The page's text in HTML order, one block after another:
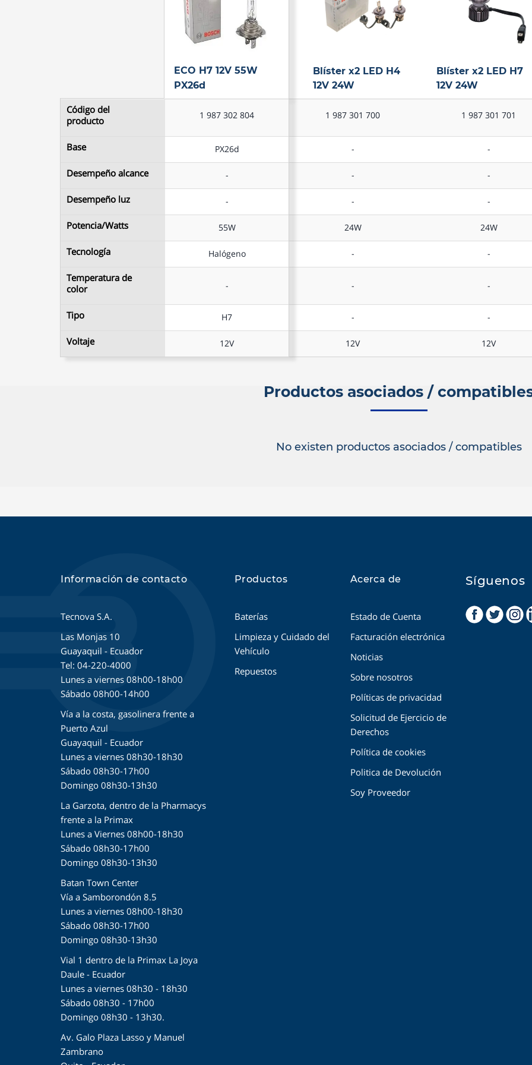
ECO H7 12V 55W
PX26d
Blíster x2 LED H4
12V 24W
Blíster x2 LED H7
12V 24W
Código del
producto
1 987 302 804 1 987 301 700 1 987 301 701
Base PX26d - -
Desempeño alcance - -
Desempeño luz - -
Potencia/Watts 55W 24W 24W
Tecnología Halógeno - -
Temperatura de
color
- -
Tipo H7 - -
Voltaje 12V 12V 12V
ECO H7 12V 55W
PX26d
Código del
producto
1 987 302 804
Base PX26d
Desempeño alcance -
Desempeño luz -
Potencia/Watts 55W
Tecnología Halógeno
Temperatura de
color
-
Tipo H7
Voltaje 12V
Productos asociados /
No existen productos asociados / compatibles
Información de contacto
Tecnova S.A.
Las Monjas 10
Guayaquil - Ecuador
Tel: 04-220-4000
Lunes a viernes 08h00-18h00
Sábado 08h00-14h00
Vía a la costa, gasolinera frente a
Puerto Azul
Guayaquil - Ecuador
Lunes a viernes 08h30-18h30
Sábado 08h30-17h00
Domingo 08h30-13h30
La Garzota, dentro de la Pharmacys
frente a la Primax
Lunes a Viernes 08h00-18h30
Sábado 08h30-17h00
Domingo 08h30-13h30
Batan Town Center
Vía a Samborondón 8.5
Lunes a viernes 08h00-18h30
Sábado 08h30-17h00
Domingo 08h30-13h30
Vial 1 dentro de la Primax La Joya
Daule - Ecuador
Lunes a viernes 08h30 - 18h30
Sábado 08h30 - 17h00
Domingo 08h30 - 13h30.
Av. Galo Plaza Lasso y Manuel
Zambrano
Productos
Baterías
Limpieza y Cuidado del
Vehículo
Repuestos
Acerca de
Estado de Cuenta
Facturación electrónica
Noticias
Sobre nosotros
Políticas de privacidad
Solicitud de Ejercicio de
Derechos
Política de cookies
Politica de Devolución
Soy Proveedor
Síguenos